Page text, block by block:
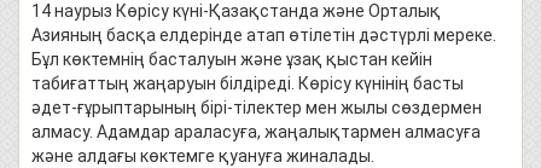
14 наурыз Көрісу күні-Қазақстанда және Орталық
Азияның басқа елдерінде атап өтілетін дәстүрлі мереке.
Бұл көктемнің басталуын және ұзақ қыстан кейін
табиғаттың жаңаруын білдіреді. Көрісу күнінің басты
әдет-ғұрыптарының бірі-тілектер мен жылы сөздермен
алмасу. Адамдар араласуға, жаңалықтармен алмасуға
және алдағы көктемге қуануға жиналады.